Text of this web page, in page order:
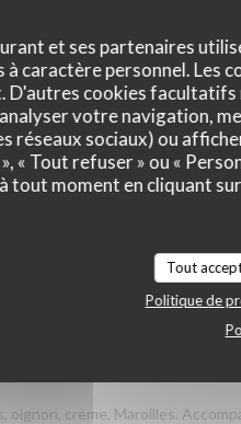
et ses partenaires
à caractère personnel. Les
D'autres cookies
votre navigation,
réseaux sociaux) ou
« Tout refuser » ou «
tout moment en cliquant
Tout
Politique de
ans)
OU Nuggets frites OU
oignons, crème, Reblochon.
crème, Reblochon.
oignon, crème, Maroilles.